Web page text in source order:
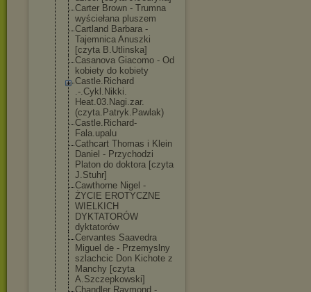
Carter Brown - Trumna
wyściełana pluszem
Cartland Barbara -
Tajemnica Anuszki
[czyta B.Utlinska]
Casanova Giacomo - Od
kobiety do kobiety
Castle.Richard
.-.Cykl.Nikki.
Heat.03.Nagi.zar.
(czyta.Patryk.Pawlak)
Castle.Richard-
Fala.upalu
Cathcart Thomas i Klein
Daniel - Przychodzi
Platon do doktora [czyta
J.Stuhr]
Cawthorne Nigel -
ŻYCIE EROTYCZNE
WIELKICH
DYKTATORÓW
dyktatorów
Cervantes Saavedra
Miguel de - Przemyslny
szlachcic Don Kichote z
Manchy [czyta
A.Szczepkowski]
Chandler Raymond -